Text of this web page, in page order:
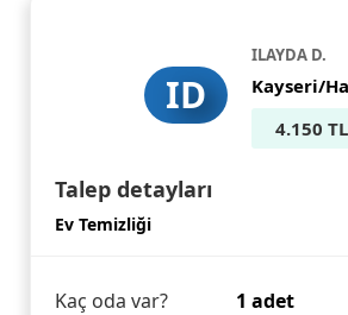
ID
ILAYDA D.
Kayseri/
4.150 TL
Talep detayları
Ev Temizliği
Kaç oda var?
1 adet